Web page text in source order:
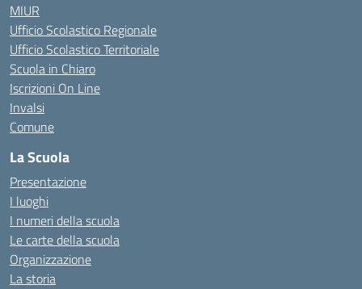
MIUR
Ufficio Scolastico Regionale
Ufficio Scolastico Territoriale
Scuola in Chiaro
Iscrizioni On Line
Invalsi
Comune
La Scuola
Presentazione
I luoghi
I numeri della scuola
Le carte della scuola
Organizzazione
La storia